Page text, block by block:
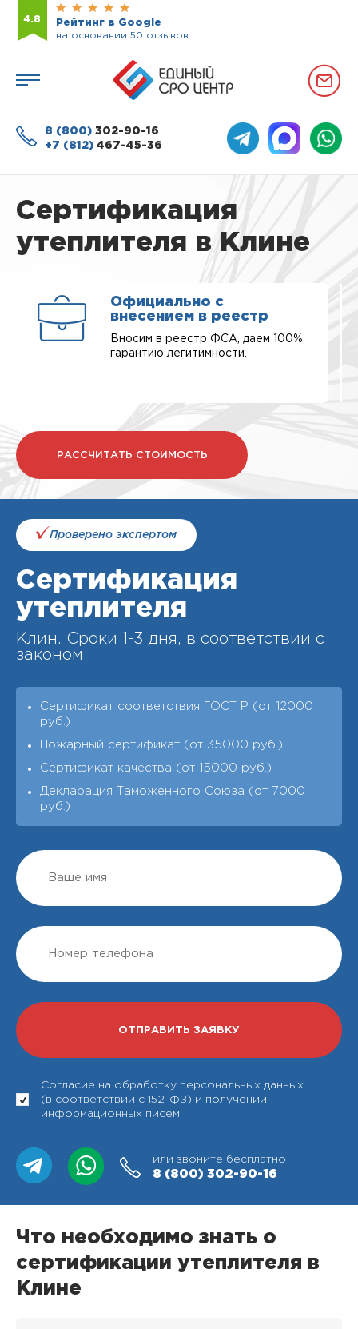
4.8
Рейтинг в Google
на основании 50 отзывов
8 (800) 302-90-16
+7 (812) 467-45-36
Сертификация
утеплителя в Клине
Официально с
внесением в реестр
Вносим в реестр ФСА, даем 100%
гарантию легитимности.
РАССЧИТАТЬ СТОИМОСТЬ
Проверено экспертом
Сертификация
утеплителя
Клин. Cроки 1-3 дня, в соответствии с
законом
Сертификат соответствия ГОСТ Р (от 12000
руб.)
Пожарный сертификат (от 35000 руб.)
Сертификат качества (от 15000 руб.)
Декларация Таможенного Союза (от 7000
руб.)
Согласие на обработку персональных данных
(в соответствии с 152-ФЗ) и получении
информационных писем
или звоните бесплатно
8 (800) 302-90-16
Что необходимо знать о
сертификации утеплителя в
Клине